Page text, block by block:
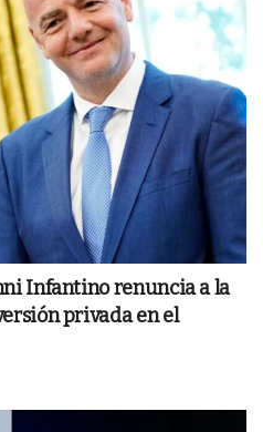
Infantino renuncia a la
privada en el